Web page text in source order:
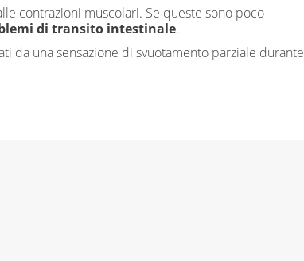
contrazioni muscolari. Se queste sono poco
di transito intestinale.
da una sensazione di svuotamento parziale durante